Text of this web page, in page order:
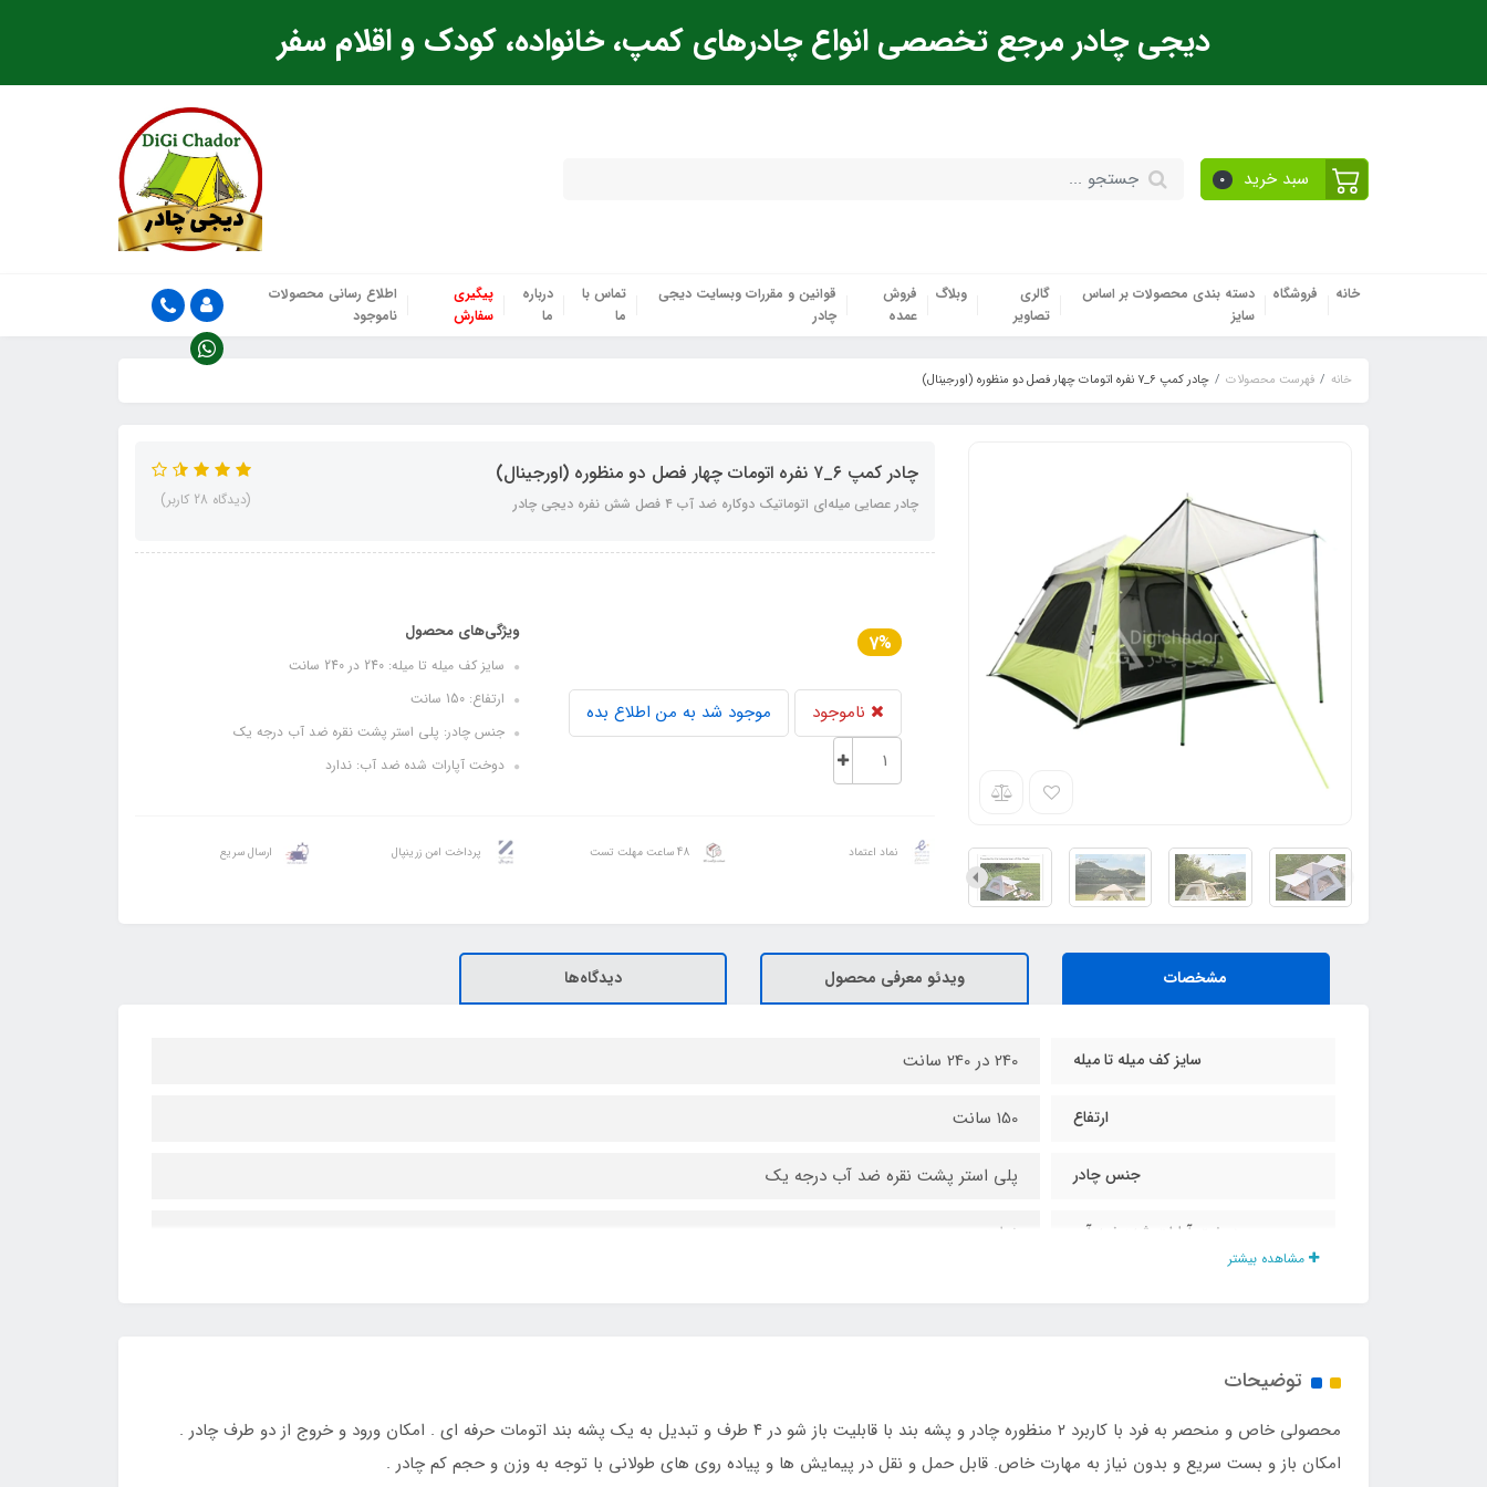
دیجی چادر مرجع تخصصی انواع چادرهای کمپ، خانواده، کودک و اقلام سفر
سبد خرید 0
خانه فروشگاه
دسته بندی محصولات بر اساس
سایز
گالری
تصاویر
وبلاگ
فروش
عمده
قوانین و مقررات وبسایت دیجی
چادر
تماس با
ما
درباره
ما
پیگیری
سفارش
اطلاع رسانی محصولات
ناموجود
خانه فهرست محصولات چادر کمپ ۶_۷ نفره اتومات چهار فصل دو منظوره (اورجینال)
چادر کمپ ۶_۷ نفره اتومات چهار فصل دو منظوره (اورجینال)
چادر عصایی میله‌ای اتوماتیک دوکاره ضد آب ۴ فصل شش نفره دیجی چادر (دیدگاه 28 کاربر)
7%
ناموجود موجود شد به من اطلاع بده
ویژگی‌های محصول
سایز کف میله تا میله: 240 در 240 سانت
ارتفاع: 150 سانت
جنس چادر: پلی استر پشت نقره ضد آب درجه یک
دوخت آپارات شده ضد آب: ندارد
نماد اعتماد 48 ساعت مهلت تست پرداخت امن زرینپال ارسال سریع
مشخصات ویدئو معرفی محصول دیدگاه‌ها
سایز کف میله تا میله 240 در 240 سانت
ارتفاع 150 سانت
جنس چادر پلی استر پشت نقره ضد آب درجه یک
دوخت آپارات شده ضد آب ندارد
مناسب برای خواب ۳ ال ۴ نفر
مشاهده بیشتر
توضیحات
محصولی خاص و منحصر به فرد با کاربرد ۲ منظوره چادر و پشه بند با قابلیت باز شو در ۴ طرف و تبدیل به یک پشه بند اتومات حرفه ای . امکان ورود و خروج از دو طرف چادر .
امکان باز و بست سریع و بدون نیاز به مهارت خاص. قابل حمل و نقل در پیمایش ها و پیاده روی های طولانی با توجه به وزن و حجم کم چادر .